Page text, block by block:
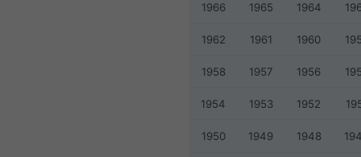
1966 1965 1964
1962 1961 1960
1958 1957 1956
1954 1953 1952
1950 1949 1948